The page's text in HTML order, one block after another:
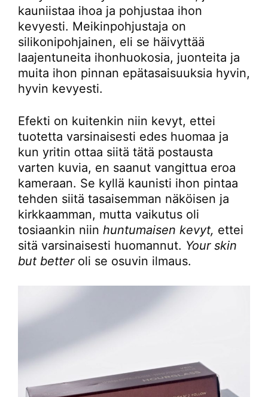
kauniistaa ihoa ja pohjustaa ihon
kevyesti. Meikinpohjustaja on
silikonipohjainen, eli se häivyttää
laajentuneita ihonhuokosia, juonteita ja
muita ihon pinnan epätasaisuuksia hyvin,
hyvin kevyesti.
Efekti on kuitenkin niin kevyt, ettei
tuotetta varsinaisesti edes huomaa ja
kun yritin ottaa siitä tätä postausta
varten kuvia, en saanut vangittua eroa
kameraan. Se kyllä kaunisti ihon pintaa
tehden siitä tasaisemman näköisen ja
kirkkaamman, mutta vaikutus oli
tosiaankin niin huntumaisen kevyt, ettei
sitä varsinaisesti huomannut. Your skin
but betteroli se osuvin ilmaus.